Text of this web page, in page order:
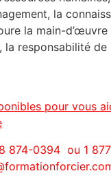
la
la main-
responsabilité de
pour vous
874-0394 ou 1